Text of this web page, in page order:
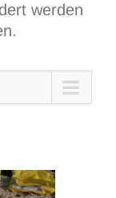
werden